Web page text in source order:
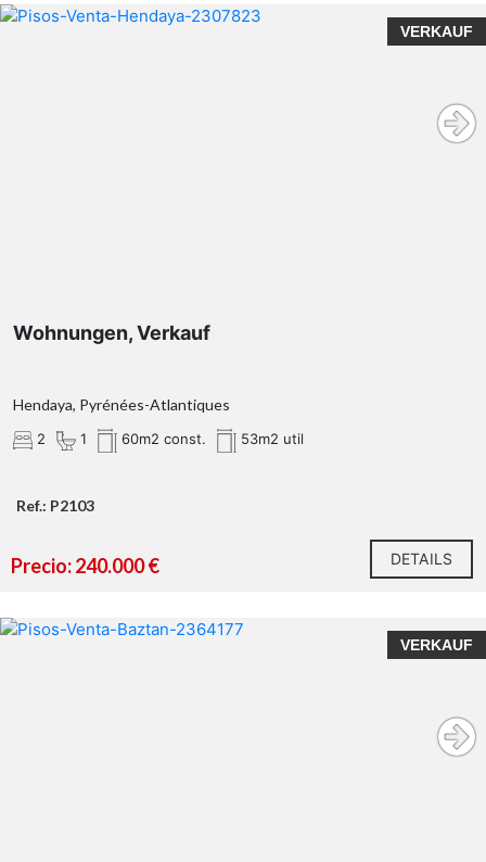
VERKAUF
Wohnungen, Verkauf
Hendaya, Pyrénées-Atlantiques
2 1 60m2 const. 53m2 util
Ref.: P2103
Precio: 240.000 € DETAILS
VERKAUF